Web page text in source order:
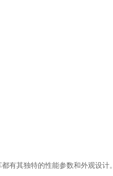
有其独特的性能参数和外观设计。